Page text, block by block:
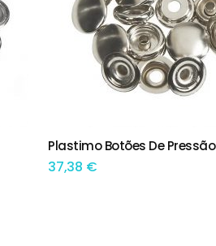
ADICIONAR
Plastimo Botões De Pressão
37,38 €